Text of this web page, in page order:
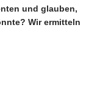
und glauben,
Wir ermitteln